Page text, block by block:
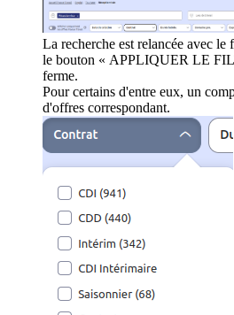
La recherche est relancée avec
le bouton « APPLIQUER LE
ferme.
Pour certains d'entre eux, un
d'offres correspondant.